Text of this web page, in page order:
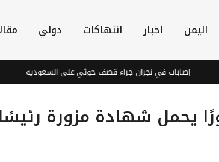
اليمن اخبار انتهاكات دولي
إصابات في نجران جراء قصف حوثي على السعودية
يحمل شهادة مزورة رئيسًا